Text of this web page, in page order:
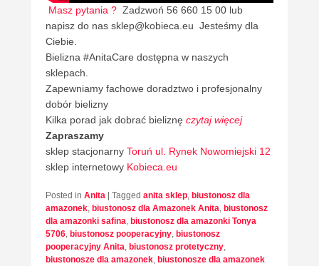
Masz pytania ? Zadzwoń 56 660 15 00 lub
napisz do nas sklep@kobieca.eu Jesteśmy dla
Ciebie.
Bielizna #AnitaCare dostępna w naszych
sklepach.
Zapewniamy fachowe doradztwo i profesjonalny
dobór bielizny
Kilka porad jak dobrać bieliznę czytaj więcej
Zapraszamy
sklep stacjonarny Toruń ul. Rynek Nowomiejski 12
sklep internetowy Kobieca.eu
Posted in Anita Tagged anita sklep, biustonosz dla
amazonek, biustonosz dla Amazonek Anita, biustonosz
dla amazonki safina, biustonosz dla amazonki Tonya
5706, biustonosz pooperacyjny, biustonosz
pooperacyjny Anita, biustonosz protetyczny,
biustonosze dla amazonek, biustonosze dla amazonek